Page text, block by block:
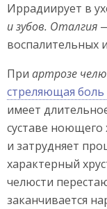
Иррадиирует в
и зубов. Оталгия
воспалительных
При артрозе
стреляющая
имеет
суставе ноющего
и затрудняет
характерный
челюсти
заканчивается